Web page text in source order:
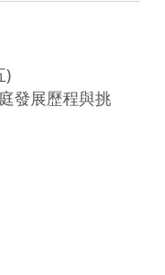
)
發展歷程與挑